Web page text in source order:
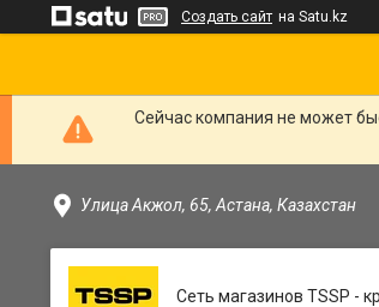
Создать сайт на Satu.kz
Сейчас компания не может
Улица Акжол, 65, Астана, Казахстан
Сеть магазинов TSSP -